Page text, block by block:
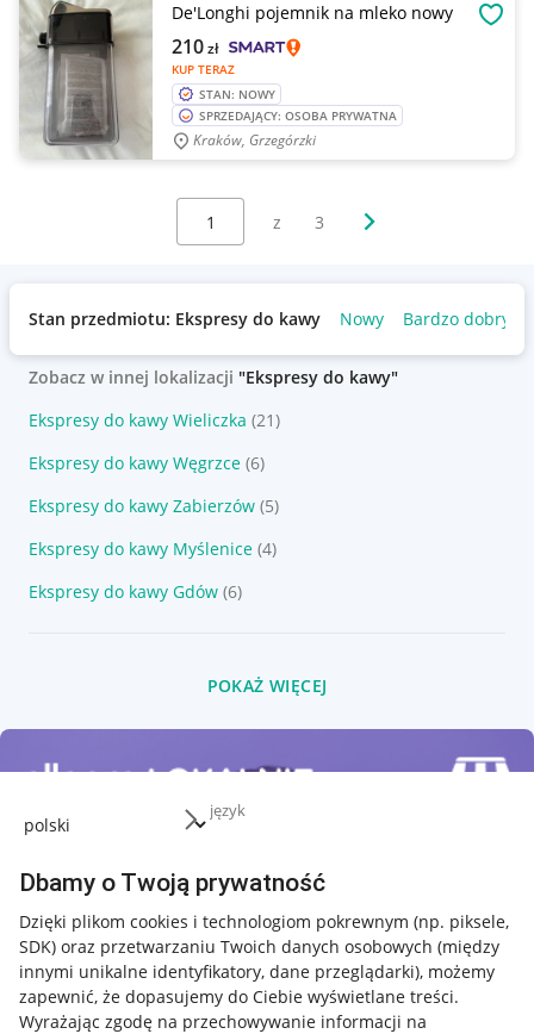
język
Dbamy o Twoją prywatność
Dzięki plikom cookies i technologiom pokrewnym (np. piksele,
SDK) oraz przetwarzaniu Twoich danych osobowych (między
innymi unikalne identyfikatory, dane przeglądarki), możemy
zapewnić, że dopasujemy do Ciebie wyświetlane treści.
Wyrażając zgodę na przechowywanie informacji na
De'Longhi pojemnik na mleko nowy
KUP TERAZ
210zł
STAN: NOWY
SPRZEDAJĄCY: OSOBA PRYWATNA
Kraków, Grzegórzki
Wybierz stronę:
z 3 Następna strona
Stan przedmiotu: Ekspresy do kawy Nowy Bardzo dobry
Zobacz w innej lokalizacji "Ekspresy do kawy"
Ekspresy do kawy Wieliczka (21)
Ekspresy do kawy Węgrzce (6)
Ekspresy do kawy Zabierzów (5)
Ekspresy do kawy Myślenice (4)
Ekspresy do kawy Gdów (6)
POKAŻ WIĘCEJ